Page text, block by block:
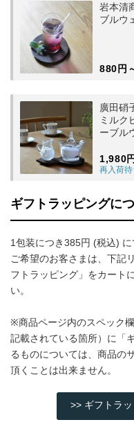
岩本清
ブルウ
880円
廣田硝
ミルク
ーブル
1,980
再入荷待
ギフトラッピングに
1包装につき385円 (税込) に
ご希望のお客さまは、下記
フトラッピング」をカート
い。
※商品ページ内のスペック
記載されている箇所）に「
るものについては、商品の
頂くことは出来ません。
>> ギフトラ